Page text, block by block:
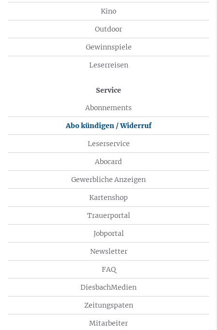
Kino
Outdoor
Gewinnspiele
Leserreisen
Service
Abonnements
Abo kündigen / Widerruf
Leserservice
Abocard
Gewerbliche Anzeigen
Kartenshop
Trauerportal
Jobportal
Newsletter
FAQ
DiesbachMedien
Zeitungspaten
Mitarbeiter